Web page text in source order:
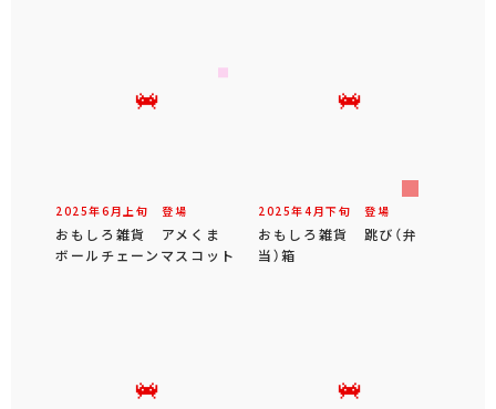
2025年6 月 上旬 登場
おもしろ雑貨 アメくま
ボールチェーンマスコット
2025年4 月下旬 登場
おもしろ雑貨 跳び（弁
当）箱